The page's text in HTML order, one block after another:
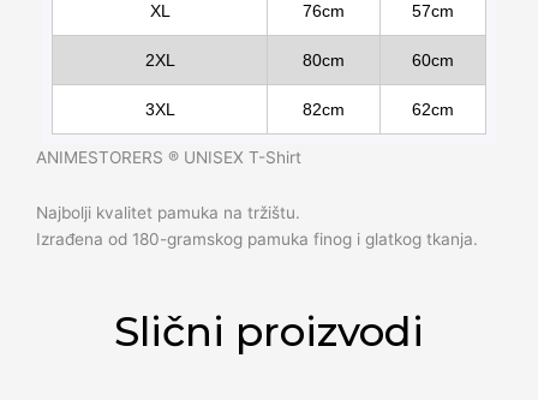
XL 76cm 57cm
2XL 80cm 60cm
3XL 82cm 62cm
ANIMESTORERS ®️ UNISEX T-Shirt
Najbolji kvalitet pamuka na tržištu.
Izrađena od 180-gramskog pamuka finog i glatkog tkanja.
Slični proizvodi